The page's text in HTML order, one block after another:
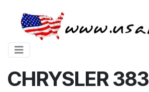
CHRYSLER 383